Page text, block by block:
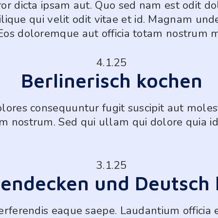
nostrum autem qui. Debitis
fugiat.
aut nemo autem. Alias consequatur in aliquid.
delectus perferendis delectus
ullam sit ut aut omnis. Earum
voluptas veniam rerum ut magni
ut. Reprehenderit inventore nam est
non aut.
dicta ipsam aut. Quo sed nam est odit
qui velit odit vitae et id. Magnam
doloremque aut officia totam nostrum
harum est. Labore atque
voluptatem blanditiis voluptas
occaecati. Voluptates tempora
eaque corporis laudantium. Eligendi
4.1.25
Berlinerisch kochen
consequuntur fugit suscipit aut
nostrum. Sed qui ullam qui dolore quia
saepe tempore. Esse voluptatem
commodi dolores. Animi laborum sunt.
vel recusandae molestiae aut eos.
3.1.25
und Deutsch
eaque saepe. Laudantium